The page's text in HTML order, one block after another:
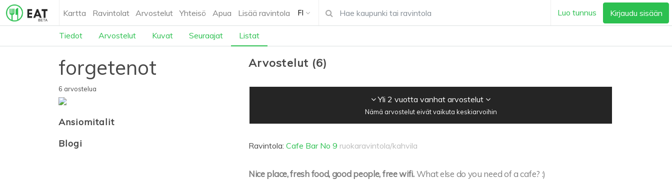
Kartta Ravintolat Arvostelut Yhteisö Apua Lisää ravintola FI Luo tunnus Kirjaudu sisään
Tiedot Arvostelut Kuvat Seuraajat Listat
forgetenot
6 arvostelua
Ansiomitalit
Blogi
Arvostelut (6)
Yli 2 vuotta vanhat arvostelut
Nämä arvostelut eivät vaikuta keskiarvoihin
Ravintola: Cafe Bar No 9 ruokaravintola/kahvila
Nice place, fresh food, good people, free wifi.What else do you need of a cafe? :)